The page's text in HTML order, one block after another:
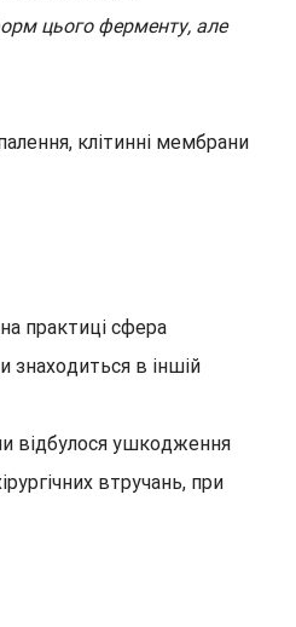
цього ферменту, але
клітинні мембрани
практиці сфера
знаходиться в іншій
відбулося ушкодження
втручань, при